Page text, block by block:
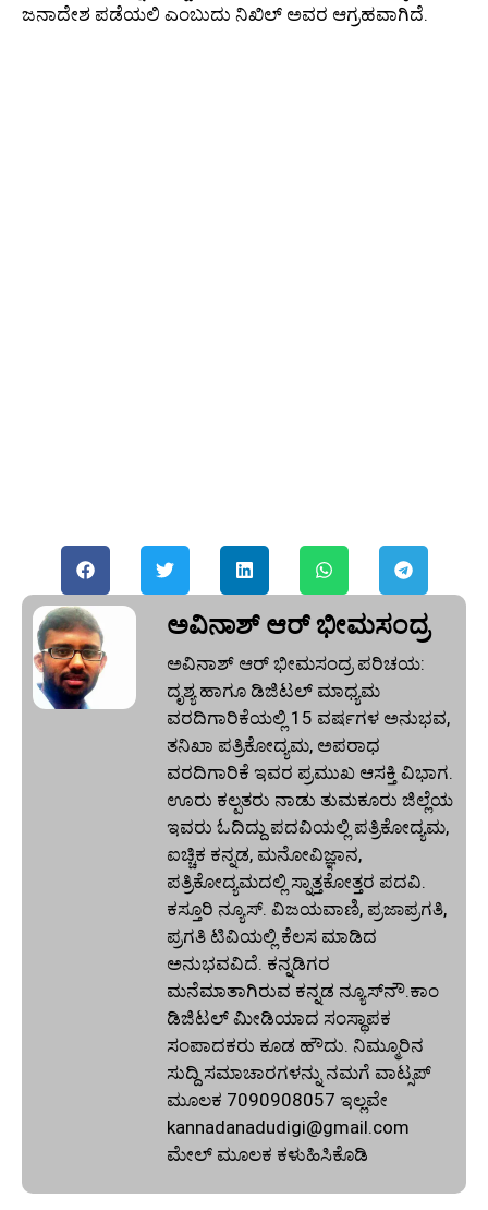
ಜನಾದೇಶ ಪಡೆಯಲಿ ಎಂಬುದು ನಿಖಿಲ್ ಅವರ ಆಗ್ರಹವಾಗಿದೆ.
ಅವಿನಾಶ್‌ ಆರ್‌ ಭೀಮಸಂದ್ರ
ಅವಿನಾಶ್‌ ಆರ್‌ ಭೀಮಸಂದ್ರ ಪರಿಚಯ:
ದೃಶ್ಯ ಹಾಗೂ ಡಿಜಿಟಲ್ ಮಾಧ್ಯಮ
ವರದಿಗಾರಿಕೆಯಲ್ಲಿ 15 ವರ್ಷಗಳ ಅನುಭವ,
ತನಿಖಾ ಪತ್ರಿಕೋದ್ಯಮ, ಅಪರಾಧ
ವರದಿಗಾರಿಕೆ ಇವರ ಪ್ರಮುಖ ಆಸಕ್ತಿ ವಿಭಾಗ.
ಊರು ಕಲ್ಪತರು ನಾಡು ತುಮಕೂರು ಜಿಲ್ಲೆಯ
ಇವರು ಓದಿದ್ದು ಪದವಿಯಲ್ಲಿ ಪತ್ರಿಕೋದ್ಯಮ,
ಐಚ್ಚಿಕ ಕನ್ನಡ, ಮನೋವಿಜ್ಞಾನ,
ಪತ್ರಿಕೋದ್ಯಮದಲ್ಲಿ ಸ್ನಾತ್ತಕೋತ್ತರ ಪದವಿ.
ಕಸ್ತೂರಿ ನ್ಯೂಸ್‌. ವಿಜಯವಾಣಿ, ಪ್ರಜಾಪ್ರಗತಿ,
ಪ್ರಗತಿ ಟಿವಿಯಲ್ಲಿ ಕೆಲಸ ಮಾಡಿದ
ಅನುಭವವಿದೆ. ಕನ್ನಡಿಗರ
ಮನೆಮಾತಾಗಿರುವ ಕನ್ನಡ ನ್ಯೂಸ್‌ನೌ.ಕಾಂ
ಡಿಜಿಟಲ್‌ ಮೀಡಿಯಾದ ಸಂಸ್ಥಾಪಕ
ಸಂಪಾದಕರು ಕೂಡ ಹೌದು. ನಿಮ್ಮೂರಿನ
ಸುದ್ದಿ ಸಮಾಚಾರಗಳನ್ನು ನಮಗೆ ವಾಟ್ಸಪ್‌
ಮೂಲಕ 7090908057 ಇಲ್ಲವೇ
kannadanadudigi@gmail.com
ಮೇಲ್‌ ಮೂಲಕ ಕಳುಹಿಸಿಕೊಡಿ